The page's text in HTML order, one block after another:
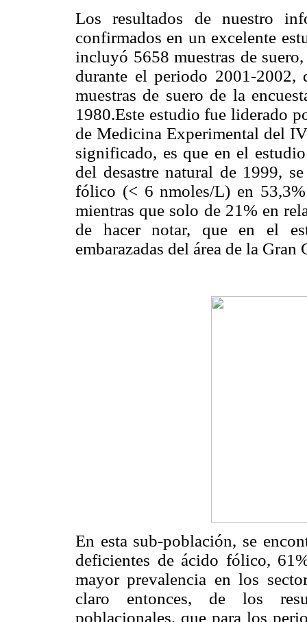
Los resultados de nuestro
confirmados en un excelente
incluyó 5658 muestras de
durante el periodo 2001-2002,
muestras de suero de la
1980.Este estudio fue liderado
de Medicina Experimental del
significado, es que en el
del desastre natural de 1999,
fólico (< 6 nmoles/L) en
mientras que solo de 21% en
de hacer notar, que en el
embarazadas del área de la Gran
En esta sub-población, se
deficientes de ácido fólico,
mayor prevalencia en los
claro entonces, de los
poblacionales, que para los